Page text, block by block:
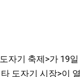
자기 축제>가 19
도자기 시장>이